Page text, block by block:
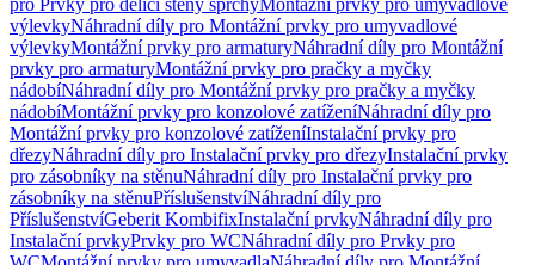
pro Prvky pro dělicí stěny sprchyMontážní prvky pro umyvadlové
výlevkyNáhradní díly pro Montážní prvky pro umyvadlové
výlevkyMontážní prvky pro armaturyNáhradní díly pro Montážní
prvky pro armaturyMontážní prvky pro pračky a myčky
nádobíNáhradní díly pro Montážní prvky pro pračky a myčky
nádobíMontážní prvky pro konzolové zatíženíNáhradní díly pro
Montážní prvky pro konzolové zatíženíInstalační prvky pro
dřezyNáhradní díly pro Instalační prvky pro dřezyInstalační prvky
pro zásobníky na stěnuNáhradní díly pro Instalační prvky pro
zásobníky na stěnuPříslušenstvíNáhradní díly pro
PříslušenstvíGeberit KombifixInstalační prvkyNáhradní díly pro
Instalační prvkyPrvky pro WCNáhradní díly pro Prvky pro